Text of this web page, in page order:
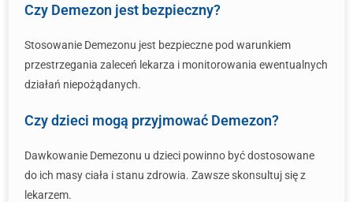
Czy Demezon jest bezpieczny?
Stosowanie Demezonu jest bezpieczne pod warunkiem
przestrzegania zaleceń lekarza i monitorowania ewentualnych
działań niepożądanych.
Czy dzieci mogą przyjmować Demezon?
Dawkowanie Demezonu u dzieci powinno być dostosowane
do ich masy ciała i stanu zdrowia. Zawsze skonsultuj się z
lekarzem.